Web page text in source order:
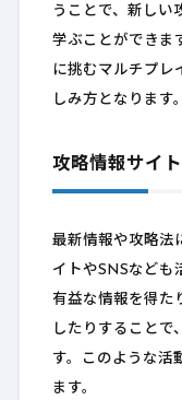
うことで、新しい
学ぶことができま
に挑むマルチプレ
しみ方となります。
攻略情報サイ
最新情報や攻略法
イトやSNSなども
有益な情報を得た
したりすることで
す。このような活
ます。